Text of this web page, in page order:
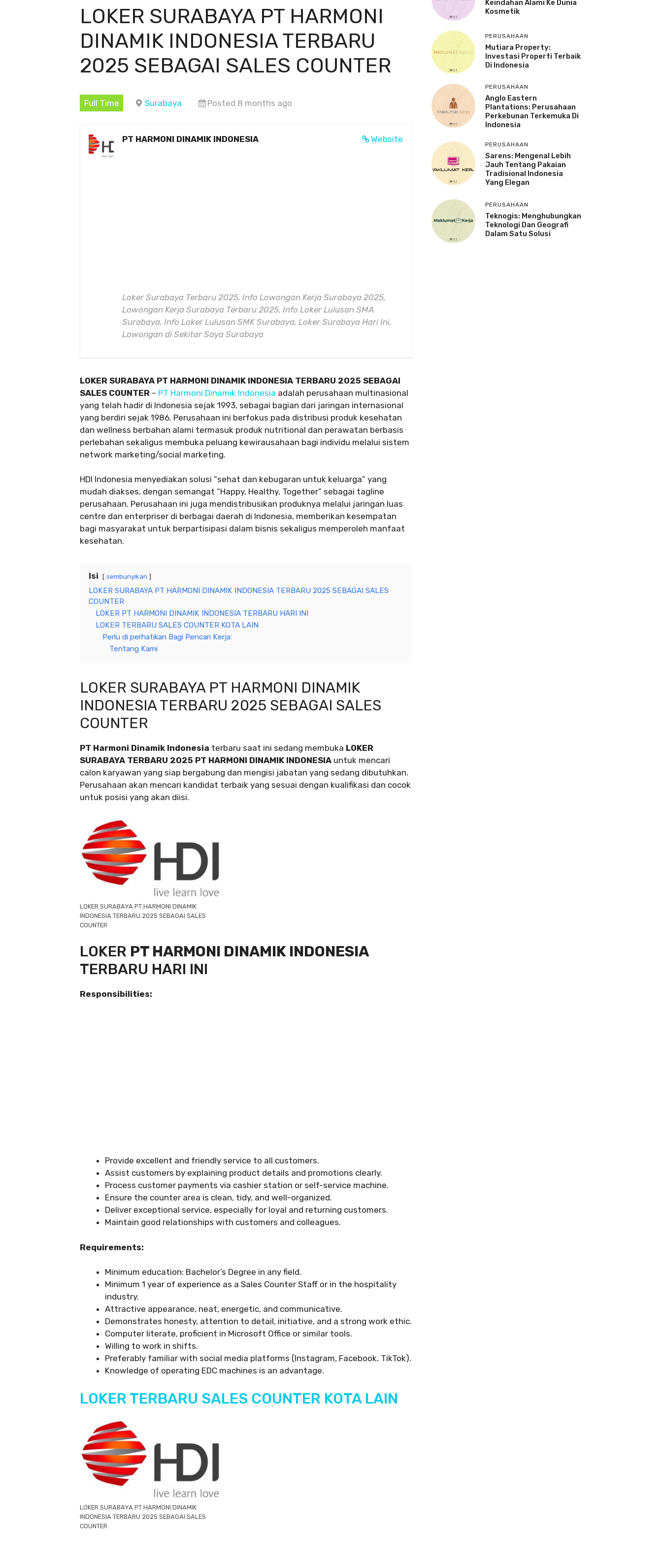
LOKER SURABAYA PT HARMONI
DINAMIK INDONESIA TERBARU
2025 SEBAGAI SALES COUNTER
Full Time Surabaya Posted 8 months ago
Website
PT HARMONI DINAMIK INDONESIA
Loker Surabaya Terbaru 2025, Info Lowongan Kerja Surabaya 2025,
Lowongan Kerja Surabaya Terbaru 2025, Info Loker Lulusan SMA
Surabaya, Info Loker Lulusan SMK Surabaya, Loker Surabaya Hari Ini,
Lowongan di Sekitar Saya Surabaya
LOKER SURABAYA PT HARMONI DINAMIK INDONESIA TERBARU 2025 SEBAGAI
SALES COUNTER – PT Harmoni Dinamik Indonesia adalah perusahaan multinasional
yang telah hadir di Indonesia sejak 1993, sebagai bagian dari jaringan internasional
yang berdiri sejak 1986. Perusahaan ini berfokus pada distribusi produk kesehatan
dan wellness berbahan alami termasuk produk nutritional dan perawatan berbasis
perlebahan sekaligus membuka peluang kewirausahaan bagi individu melalui sistem
network marketing/social marketing.
HDI Indonesia menyediakan solusi “sehat dan kebugaran untuk keluarga” yang
mudah diakses, dengan semangat “Happy, Healthy, Together” sebagai tagline
perusahaan. Perusahaan ini juga mendistribusikan produknya melalui jaringan luas
centre dan enterpriser di berbagai daerah di Indonesia, memberikan kesempatan
bagi masyarakat untuk berpartisipasi dalam bisnis sekaligus memperoleh manfaat
kesehatan.
Isi sembunyikan
LOKER SURABAYA PT HARMONI DINAMIK INDONESIA TERBARU 2025 SEBAGAI SALES
COUNTER
LOKER PT HARMONI DINAMIK INDONESIA TERBARU HARI INI
LOKER TERBARU SALES COUNTER KOTA LAIN
Perlu di perhatikan Bagi Pencari Kerja:
Tentang Kami
LOKER SURABAYA PT HARMONI DINAMIK
INDONESIA TERBARU 2025 SEBAGAI SALES
COUNTER
PT Harmoni Dinamik Indonesia terbaru saat ini sedang membuka LOKER
SURABAYA TERBARU 2025 PT HARMONI DINAMIK INDONESIA untuk mencari
calon karyawan yang siap bergabung dan mengisi jabatan yang sedang dibutuhkan.
Perusahaan akan mencari kandidat terbaik yang sesuai dengan kualifikasi dan cocok
untuk posisi yang akan diisi.
LOKER SURABAYA PT HARMONI DINAMIK
INDONESIA TERBARU 2025 SEBAGAI SALES
COUNTER
LOKER PT HARMONI DINAMIK INDONESIA
TERBARU HARI INI
Responsibilities:
Provide excellent and friendly service to all customers.
Assist customers by explaining product details and promotions clearly.
Process customer payments via cashier station or self-service machine.
Ensure the counter area is clean, tidy, and well-organized.
Deliver exceptional service, especially for loyal and returning customers.
Maintain good relationships with customers and colleagues.
Requirements:
Minimum education: Bachelor’s Degree in any field.
Minimum 1 year of experience as a Sales Counter Staff or in the hospitality
industry.
Attractive appearance, neat, energetic, and communicative.
Demonstrates honesty, attention to detail, initiative, and a strong work ethic.
Computer literate, proficient in Microsoft Office or similar tools.
Willing to work in shifts.
Preferably familiar with social media platforms (Instagram, Facebook, TikTok).
Knowledge of operating EDC machines is an advantage.
LOKER TERBARU SALES COUNTER KOTA LAIN
LOKER SURABAYA PT HARMONI DINAMIK
INDONESIA TERBARU 2025 SEBAGAI SALES
COUNTER
Keindahan Alami Ke Dunia
Kosmetik
PERUSAHAAN
Mutiara Property:
Investasi Properti Terbaik
Di Indonesia
PERUSAHAAN
Anglo Eastern
Plantations: Perusahaan
Perkebunan Terkemuka Di
Indonesia
PERUSAHAAN
Sarens: Mengenal Lebih
Jauh Tentang Pakaian
Tradisional Indonesia
Yang Elegan
PERUSAHAAN
Teknogis: Menghubungkan
Teknologi Dan Geografi
Dalam Satu Solusi